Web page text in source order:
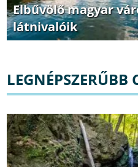
Elbűvölő magyar
látnivalóik
LEGNÉPSZERŰBB